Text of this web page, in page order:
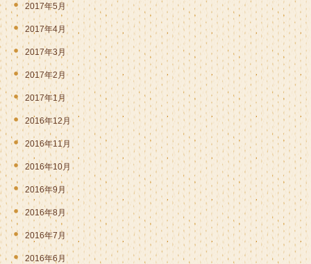
2017年5月
2017年4月
2017年3月
2017年2月
2017年1月
2016年12月
2016年11月
2016年10月
2016年9月
2016年8月
2016年7月
2016年6月